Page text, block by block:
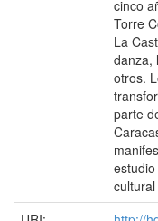
cinco
Torre
La
danza,
otros.
parte